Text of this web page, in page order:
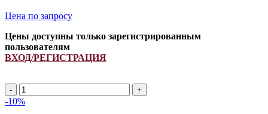
Цена по запросу
Цены доступны только зарегистрированным
пользователям
ВХОД/РЕГИСТРАЦИЯ
A
1220Li/
-10%